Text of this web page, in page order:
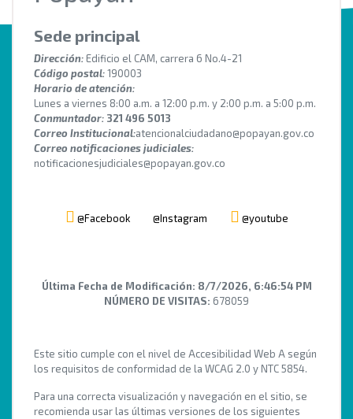
Sede principal
Dirección: Edificio el CAM, carrera 6 No.4-21
Código postal:190003
Horario de atención:
Lunes a viernes 8:00 a.m. a 12:00 p.m. y 2:00 p.m. a 5:00 p.m.
Conmuntador: 321 496 5013
Correo Institucional:atencionalciudadano@popayan.gov.co
Correo notificaciones judiciales:
notificacionesjudiciales@popayan.gov.co
@Facebook @Instagram @youtube
Última Fecha de Modificación: 8/7/2026, 6:46:54 PM
NÚMERO DE VISITAS: 678059
Este sitio cumple con el nivel de Accesibilidad Web A según
los requisitos de conformidad de la WCAG 2.0 y NTC 5854.
Para una correcta visualización y navegación en el sitio, se
recomienda usar las últimas versiones de los siguientes